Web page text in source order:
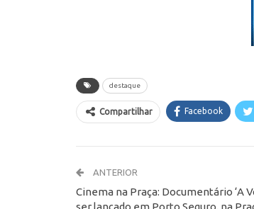
destaque
Compartilhar Facebook
ANTERIOR
Cinema na Praça: Documentário ‘A
ser lançado em Porto Seguro, na